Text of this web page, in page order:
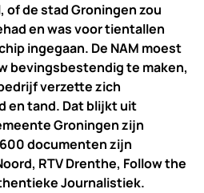
de stad Groningen zou
en was voor tientallen
ingegaan. De NAM moest
bevingsbestendig te maken,
verzette zich
en tand. Dat blijkt uit
Groningen zijn
documenten zijn
RTV Drenthe, Follow the
Journalistiek.